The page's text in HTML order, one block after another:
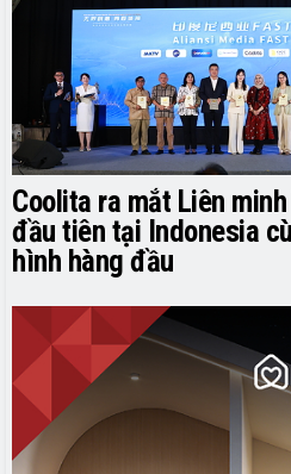
Coolita ra mắt Liên
đầu tiên tại Indonesia
hình hàng đầu